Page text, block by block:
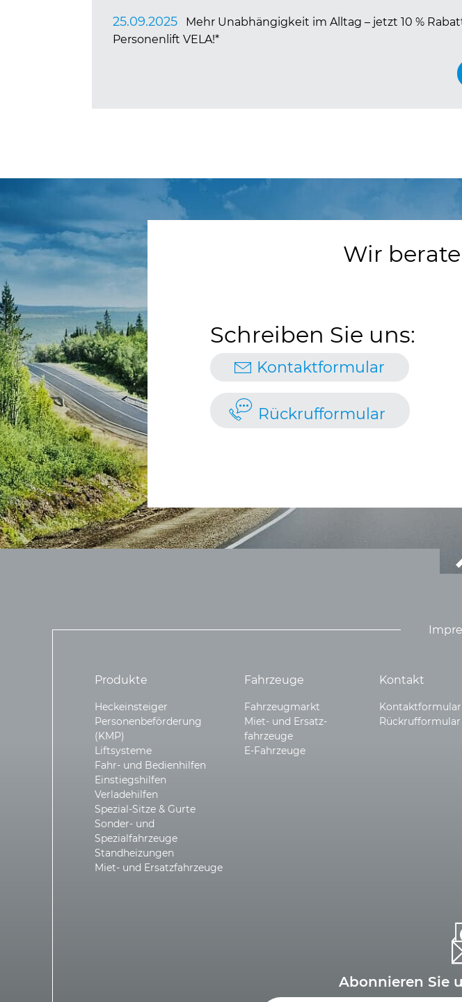
25.09.2025
Mehr Unabhängigkeit im Alltag – jetzt 10 %
Personenlift VELA!*
Wir
Schreiben Sie uns:
Kontaktformular
Rückrufformular
Produkte
Heckeinsteiger
Personen­beförderung
(KMP)
Liftsysteme
Fahr- und Bedienhilfen
Einstiegshilfen
Verladehilfen
Spezial-Sitze & Gurte
Sonder- und
Spezialfahrzeuge
Standheizungen
Miet- und Ersatzfahrzeuge
Fahrzeuge
Fahrzeugmarkt
Miet- und Ersatz­
fahrzeuge
E-Fahrzeuge
Kontakt
Kontaktformular
Rückrufformular
Abonnieren Sie